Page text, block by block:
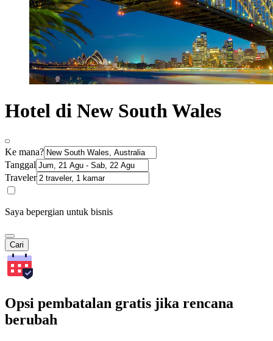
Hotel di New South Wales
Ke mana?
Tanggal
Traveler
Saya bepergian untuk bisnis
Cari
Opsi pembatalan gratis jika rencana
berubah